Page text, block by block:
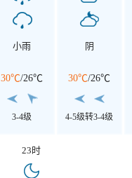
小雨
30℃/26℃
3-4级
阴
30℃/26℃
4-5级转3-4级
23时